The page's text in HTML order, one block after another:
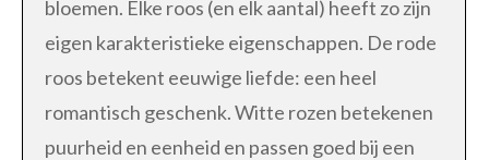
bloemen. Elke roos (en elk aantal) heeft zo zijn
eigen karakteristieke eigenschappen. De rode
roos betekent eeuwige liefde: een heel
romantisch geschenk. Witte rozen betekenen
puurheid en eenheid en passen goed bij een